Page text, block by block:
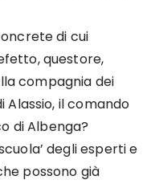
di cui
questore,
compagnia dei
Alassio, il comando
di Albenga?
degli esperti e
possono già